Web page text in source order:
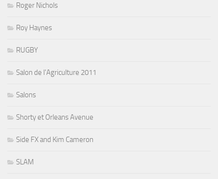
Roger Nichols
Roy Haynes
RUGBY
Salon de l'Agriculture 2011
Salons
Shorty et Orleans Avenue
Side FX and Kim Cameron
SLAM